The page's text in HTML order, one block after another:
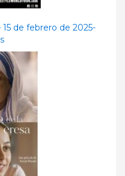
15 de febrero de 2025-